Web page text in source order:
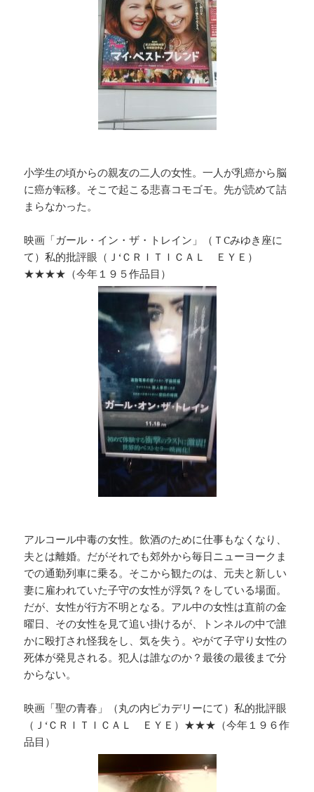
小学生の頃からの親友の二人の女性。一人が乳癌から脳
に癌が転移。そこで起こる悲喜コモゴモ。先が読めて詰
まらなかった。
映画「ガール・イン・ザ・トレイン」（ＴCみゆき座に
て）私的批評眼（Ｊ‘ＣＲＩＴＩＣＡＬ ＥＹＥ）
★★★★（今年１９５作品目）
アルコール中毒の女性。飲酒のために仕事もなくなり、
夫とは離婚。だがそれでも郊外から毎日ニューヨークま
での通勤列車に乗る。そこから観たのは、元夫と新しい
妻に雇われていた子守の女性が浮気？をしている場面。
だが、女性が行方不明となる。アル中の女性は直前の金
曜日、その女性を見て追い掛けるが、トンネルの中で誰
かに殴打され怪我をし、気を失う。やがて子守り女性の
死体が発見される。犯人は誰なのか？最後の最後まで分
からない。
映画「聖の青春」（丸の内ピカデリーにて）私的批評眼
（Ｊ‘ＣＲＩＴＩＣＡＬ ＥＹＥ）★★★（今年１９６作
品目）